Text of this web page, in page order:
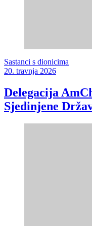
Sastanci s dionicima
20. travnja 2026
Delegacija
Sjedinjene